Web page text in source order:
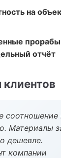
на
отчёт
соотношение
Материалы
дешевле.
компании